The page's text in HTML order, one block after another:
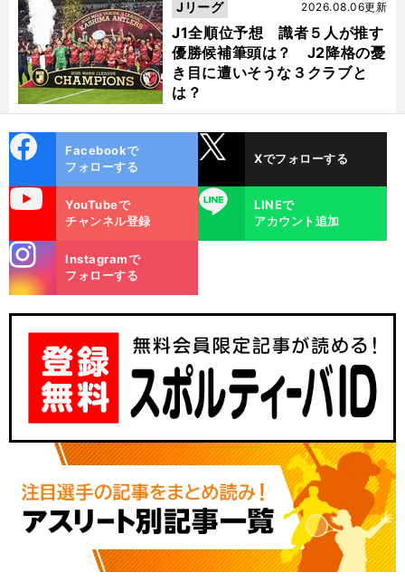
へ
J1全順位予想 識者５人が推す
優勝候補筆頭は？ J2降格の憂
き目に遭いそうな３クラブと
は？
2026.08.06更新
Jリーグ
ok
Facebookで
フォローする
Xでフォローする
YouTubeで
チャンネル登録
LINE
LINEで
アカウント追加
m
Instagramで
フォローする